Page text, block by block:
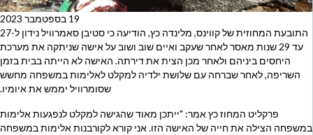
19 בספטמבר 2023
התובעת המחוזית של קווינס, מלינדה כץ, הודיעה כי סטיבן סאמרוויל נידון ל-27
עד 29 שנות מאסר לאחר שעקב ואיים שוב ושוב על אישה שניתקה את מערכת
היחסים ביניהם ולאחר מכן הצית את דירתה. האישה לא הייתה בבית בזמן
השריפה, לאחר שברחה עם שלושת ילדיה למקלט לאלימות במשפחה מחשש
שסומרוויל יממש את איומיו.
פרקליט המחוז כץ אמר: "ייתכן מאוד שהגישה למקלט לנפגעות אלימות
במשפחה הצילה את חייה של האישה הזו. אני קורא לקורבנות אלימות במשפחה